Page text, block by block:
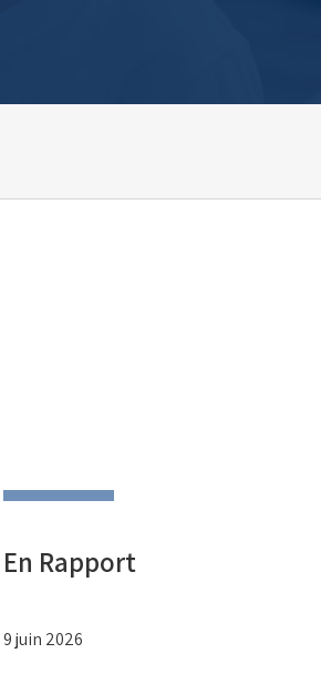
En Rapport
9 juin 2026